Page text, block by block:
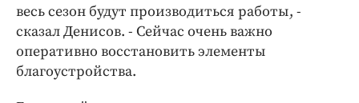
весь сезон будут производиться работы, -
сказал Денисов. - Сейчас очень важно
оперативно восстановить элементы
благоустройства.